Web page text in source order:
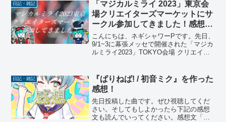
日記・雑記
「マジカルミライ 2023」東京会
場クリエイターズマーケットにサ
ークル参加してきました！感想
文！
こんにちは、ネギシャワーPです。先日、
9/1~3に幕張メッセで開催された「マジカ
ルミライ2023」TOKYO会場 クリエイタ
ただき感謝カンゲキです！今回、大阪に
引き続き...
日記・雑記
『ぱりねば! / 初音ミク』を作った
感想！
先日投稿した曲です。ぜひ視聴してくだ
さい。そしてもしよかったら下記の感想
文も読んでいってください。感想文「ネ